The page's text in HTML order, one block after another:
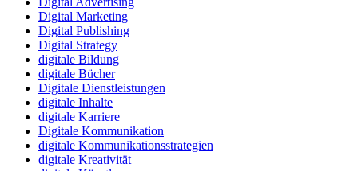
Digital Marketing
Digital Publishing
Digital Strategy
digitale Bildung
digitale Bücher
Digitale Dienstleistungen
digitale Inhalte
digitale Karriere
Digitale Kommunikation
digitale Kommunikationsstrategien
digitale Kreativität